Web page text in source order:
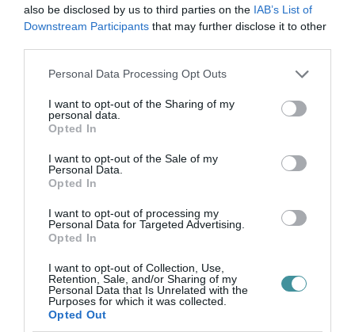
also be disclosed by us to third parties on the IAB’s List of
Downstream Participants that may further disclose it to other
Please note that this website/app uses one or more Google
not limited to your visit or usage behaviour. You may click to
grant or deny consent to Google and its third-party tags to
use your data for below specified purposes in below Google
consent section.
Personal Data Processing Opt Outs
I want to opt-out of the Sharing of my
personal data.
Opted In
I want to opt-out of the Sale of my
Personal Data.
Opted In
I want to opt-out of processing my
Personal Data for Targeted Advertising.
Opted In
I want to opt-out of Collection, Use,
Retention, Sale, and/or Sharing of my
Personal Data that Is Unrelated with the
Purposes for which it was collected.
Opted Out
Elek István: Válasz
2026. április 10 | Csarnó Ákos
Csöng a telefonom. Ismeretlen hívó.
Felveszem. Mirkóczki Ádám független
Persze nem tudok neki válaszolni, hiszen
kérdés – mégis van, ami
összeköt - VIDEÓ
2026. április 09